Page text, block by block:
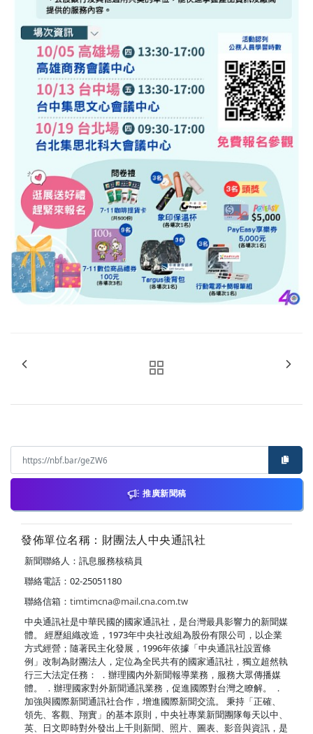
推廣新聞稿
發佈單位名稱：財團法人中央通訊社
新聞聯絡人：訊息服務核稿員
聯絡電話：02-25051180
聯絡信箱： timtimcna@mail.cna.com.tw
中央通訊社是中華民國的國家通訊社，是台灣最具影響力的新聞媒
體。 經歷組織改造，1973年中央社改組為股份有限公司，以企業
方式經營；隨著民主化發展，1996年依據「中央通訊社設置條
例」改制為財團法人，定位為全民共有的國家通訊社，獨立超然執
行三大法定任務： ．辦理國內外新聞報導業務，服務大眾傳播媒
體。 ．辦理國家對外新聞通訊業務，促進國際對台灣之瞭解。 ．
加強與國際新聞通訊社合作，增進國際新聞交流。 秉持「正確、
領先、客觀、翔實」的基本原則，中央社專業新聞團隊每天以中、
英、日文即時對外發出上千則新聞、照片、圖表、影音與資訊，是